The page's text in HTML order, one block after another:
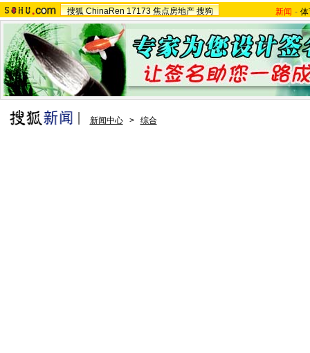
搜狐 ChinaRen 17173 焦点房地产 搜狗 新闻 -
新闻中心 > 综合